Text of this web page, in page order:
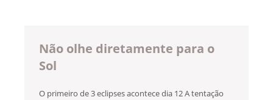
Não olhe diretamente para o
Sol
O primeiro de 3 eclipses acontece dia 12 A tentação